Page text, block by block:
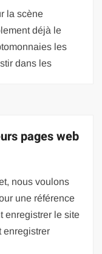
la scène
déjà le
les
dans les
pages web
nous voulons
une référence
enregistrer le site
enregistrer